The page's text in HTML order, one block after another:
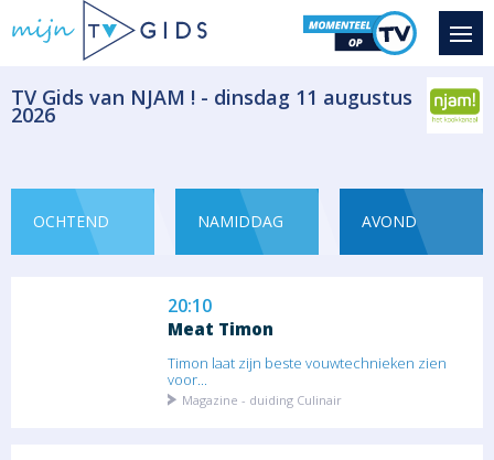
​TV Gids van NJAM ! - dinsdag 11 augustus
2026
OCHTEND NAMIDDAG AVOND
Sterrenchef Peter Goossens doet de
grootste...
Seizoen 1 aflevering
Pati Jinich reist door de grensregio van New...
Magazine - duiding Reportage
20:10
Meat Timon
Timon laat zijn beste vouwtechnieken zien
voor...
Magazine - duiding Culinair